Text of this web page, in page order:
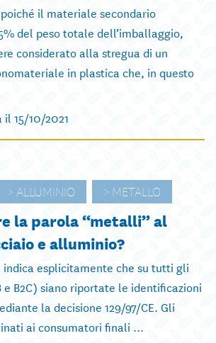
il materiale secondario
del peso totale dell’imballaggio,
considerato alla stregua di un
in plastica che, in questo
15/10/2021
ALLUMINIO METALLO
la parola “metalli” al
e alluminio?
esplicitamente che su tutti gli
e B2C) siano riportate le identificazioni
la decisione 129/97/CE. Gli
ai consumatori finali ...